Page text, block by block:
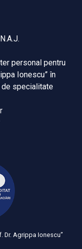
personal pentru
Ionescu” în
de specialitate
Dr. Agrippa Ionescu”